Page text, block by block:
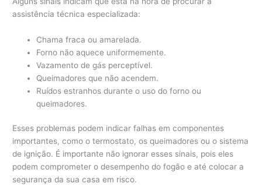
assistência técnica especializada:
Chama fraca ou amarelada.
Forno não aquece uniformemente.
Vazamento de gás perceptível.
Queimadores que não acendem.
Ruídos estranhos durante o uso do forno ou
queimadores.
Esses problemas podem indicar falhas em componentes
importantes, como o termostato, os queimadores ou o sistema
de ignição. É importante não ignorar esses sinais, pois eles
podem comprometer o desempenho do fogão e até colocar a
segurança da sua casa em risco.